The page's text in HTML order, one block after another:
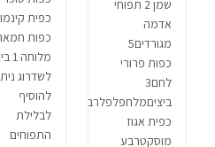
שמן 2 תפוחי
אדמה
מגורדים5
כפות פרורי
לחם3
ביציםמלחפלפלרבע
כפית אגוז
מוסקטרבע
כפות
לשדרוג
להוסיף
לבלילת
התפוחים